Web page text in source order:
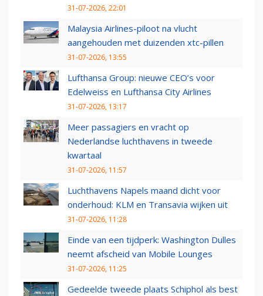
31-07-2026, 22:01
Malaysia Airlines-piloot na vlucht
aangehouden met duizenden xtc-pillen
31-07-2026, 13:55
Lufthansa Group: nieuwe CEO’s voor
Edelweiss en Lufthansa City Airlines
31-07-2026, 13:17
Meer passagiers en vracht op
Nederlandse luchthavens in tweede
kwartaal
31-07-2026, 11:57
Luchthavens Napels maand dicht voor
onderhoud: KLM en Transavia wijken uit
31-07-2026, 11:28
Einde van een tijdperk: Washington Dulles
neemt afscheid van Mobile Lounges
31-07-2026, 11:25
Gedeelde tweede plaats Schiphol als best